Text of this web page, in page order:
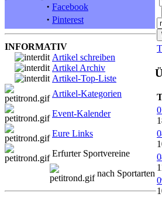
· Facebook
· Pinterest
INFORMATIV
Artikel schreiben
Artikel Archiv
Artikel-Top-Liste
Artikel-Kategorien
Event-Kalender
Eure Links
Erfurter Sportvereine
nach Sportarten